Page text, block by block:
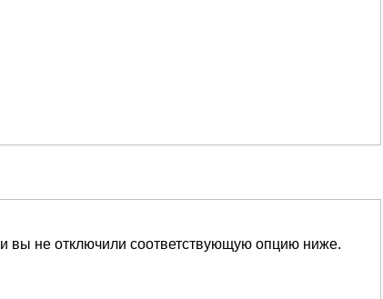
вы не отключили соответствующую опцию ниже.